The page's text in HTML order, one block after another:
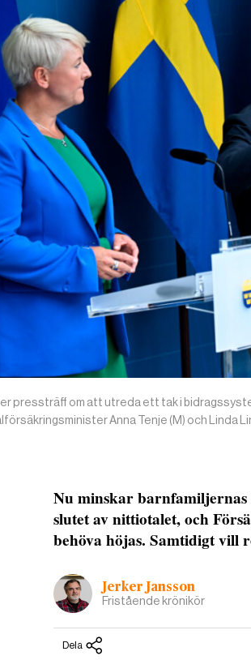
pressträff om att utreda ett tak i
Anna Tenje (M) och Linda
Nu minskar barnfamiljernas
slutet av nittiotalet, och
behöva höjas. Samtidigt vill
Jerker Jansson
Fristående krönikör
Dela